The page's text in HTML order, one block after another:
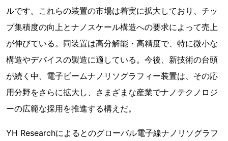
ルです。これらの装置の市場は着実に拡大しており、チッ
プ集積度の向上とナノスケール構造への要求によって売上
が伸びている。同装置は高分解能・高精度で、特に微小な
構造やデバイスの製造に適している。今後、新技術の台頭
が続く中、電子ビームナノリソグラフィー装置は、その応
用分野をさらに拡大し、さまざまな産業でナノテクノロジ
ーの広範な採用を推進する構えだ。
YH Researchによるとのグローバル電子線ナノリソグラフ